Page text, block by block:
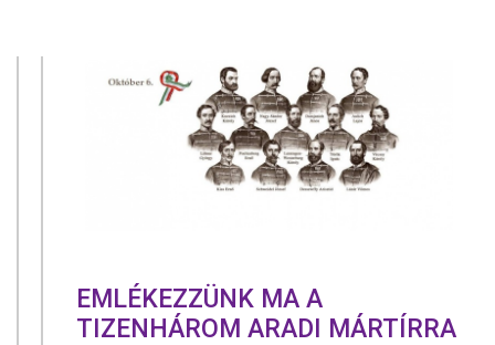
EMLÉKEZZÜNK MA A
TIZENHÁROM ARADI MÁRTÍRRA